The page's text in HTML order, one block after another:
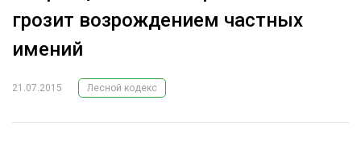
ЛЕСНОЕ ХОЗЯЙСТВО
ЛЕСОЗАГОТОВКА
ЭКСПЕРТНОЕ МНЕНИЕ
грозит возрождением частных
имений
21.07.2015 Лесной кодекс